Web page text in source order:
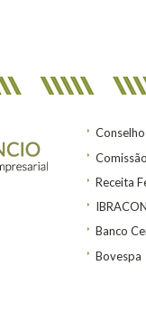
Receita
IBRACON
Banco
Bovespa